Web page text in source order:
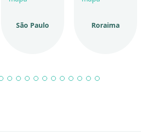
São Paulo Roraima
7 8 9 10111213141516